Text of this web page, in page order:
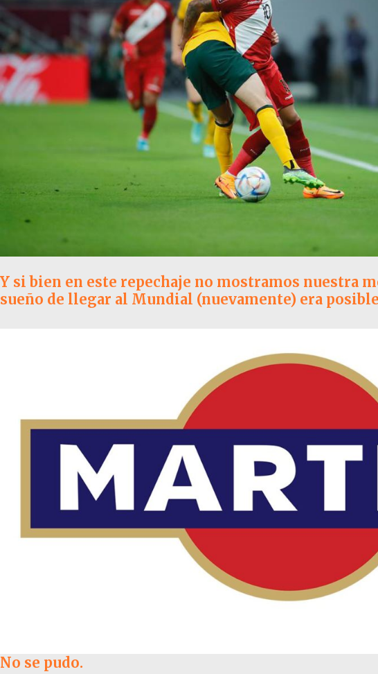
Y si bien en este repechaje no mostramos nuestra
sueño de llegar al Mundial (nuevamente) era
No se pudo.